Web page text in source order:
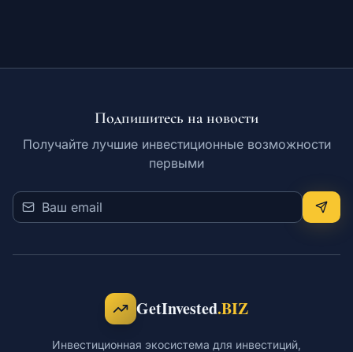
Подпишитесь на новости
Получайте лучшие инвестиционные возможности
первыми
GetInvested.BIZ
Инвестиционная экосистема для инвестиций,